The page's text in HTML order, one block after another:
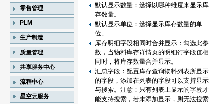
默认显示数量：选择以哪种维度来显示库
存数量。
默认显示单位：选择显示库存数量的单
位。
库存明细字段相同时合并显示：勾选此参
数，当物料库存详情页的明细行字段值相
同时，将库存数量合并显示。
汇总字段：配置库存查询物料列表所显示
的字段，添加在列表的字段可以支持显示
与搜索。注意：只有列表上显示的字段才
能支持搜索，若未添加显示，则无法搜索
零售管理
PLM
生产制造
质量管理
共享服务中心
流程中心
星空云服务